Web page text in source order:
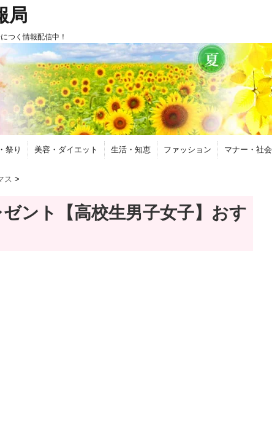
局
つく情報配信中！
祭り 美容・ダイエット 生活・知恵 ファッション マナー・社会
ス >
ント【高校生男子女子】おす